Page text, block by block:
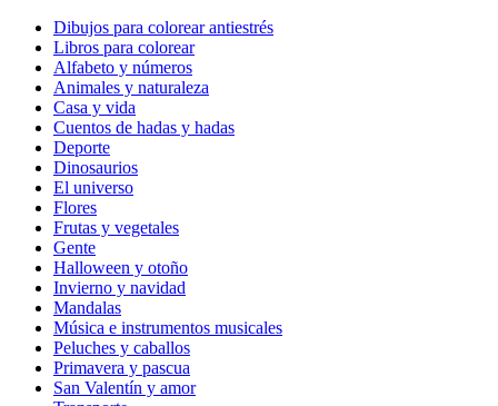
Dibujos para colorear antiestrés
Libros para colorear
Alfabeto y números
Animales y naturaleza
Casa y vida
Cuentos de hadas y hadas
Deporte
Dinosaurios
El universo
Flores
Frutas y vegetales
Gente
Halloween y otoño
Invierno y navidad
Mandalas
Música e instrumentos musicales
Peluches y caballos
Primavera y pascua
San Valentín y amor